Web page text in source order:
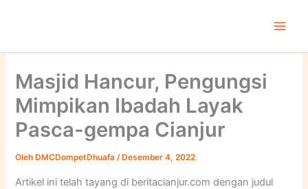
Masjid Hancur, Pengungsi
Mimpikan Ibadah Layak
Pasca-gempa Cianjur
Oleh DMCDompetDhuafa/ Desember 4, 2022
Artikel ini telah tayang di beritacianjur.com dengan judul